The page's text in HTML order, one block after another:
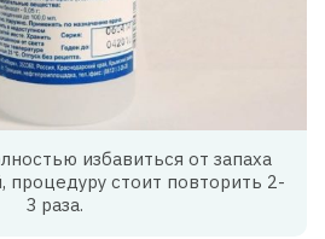
избавиться от запаха
процедуру стоит повторить 2-
3 раза.